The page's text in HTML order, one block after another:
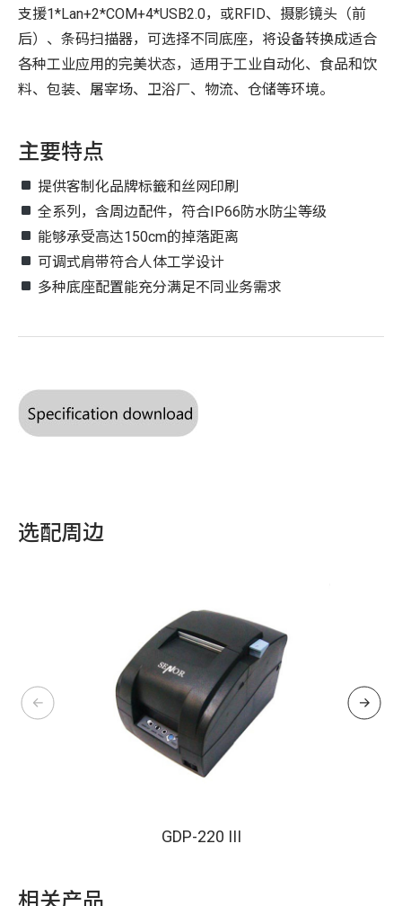
支援1*Lan+2*COM+4*USB2.0，或RFID、摄影镜头（前
后）、条码扫描器，可选择不同底座，将设备转换成适合
各种工业应用的完美状态，适用于工业自动化、食品和饮
料、包装、屠宰场、卫浴厂、物流、仓储等环境。
主要特点
提供客制化品牌标籤和丝网印刷
全系列，含周边配件，符合IP66防水防尘等级
能够承受高达150cm的掉落距离
可调式肩带符合人体工学设计
多种底座配置能充分满足不同业务需求
选配周边
GDP-220 III
相关产品